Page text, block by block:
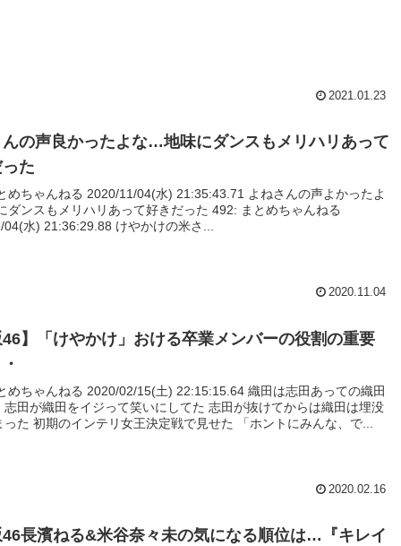
2021.01.23
の声良かったよな…地味にダンスもメリハリあって
た
めちゃんねる 2020/11/04(水) 21:35:43.71 よねさんの声よかったよ
ダンスもメリハリあって好きだった 492: まとめちゃんねる
04(水) 21:36:29.88 けやかけの米さ...
2020.11.04
】「けやかけ」おける卒業メンバーの役割の重要
めちゃんねる 2020/02/15(土) 22:15:15.64 織田は志田あっての織田
志田が織田をイジって笑いにしてた 志田が抜けてからは織田は埋没
った 初期のインテリ女王決定戦で見せた 「ホントにみんな、で...
2020.02.16
長濱ねる&米谷奈々未の気になる順位は…『キレイ